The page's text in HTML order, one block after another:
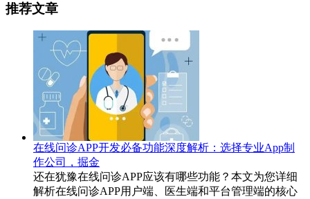
推荐文章
在线问诊APP开发必备功能深度解析：选择专业App制
作公司，掘金
还在犹豫在线问诊APP应该有哪些功能？本文为您详细
解析在线问诊APP用户端、医生端和平台管理端的核心